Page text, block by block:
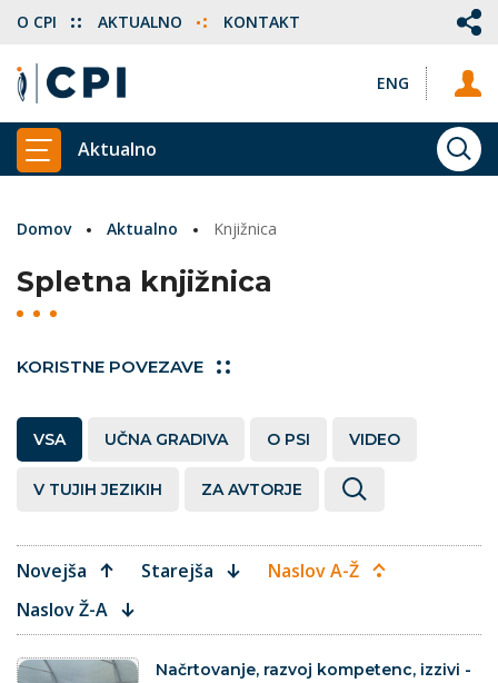
ENG
O CPI AKTUALNO KONTAKT
PRIKAŽI GLAVNI MENI
Aktualno
Domov Aktualno Knjižnica
Spletna knjižnica
KORISTNE POVEZAVE
VSA UČNA GRADIVA O PSI VIDEO
V TUJIH JEZIKIH ZA AVTORJE
Novejša Starejša
Naslov A-Ž
Naslov Ž-A
splet
Načrtovanje, razvoj kompetenc, izzivi -